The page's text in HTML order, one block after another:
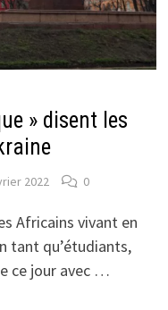
» disent les
2022 0
Africains vivant en
tant qu’étudiants,
ce jour avec …